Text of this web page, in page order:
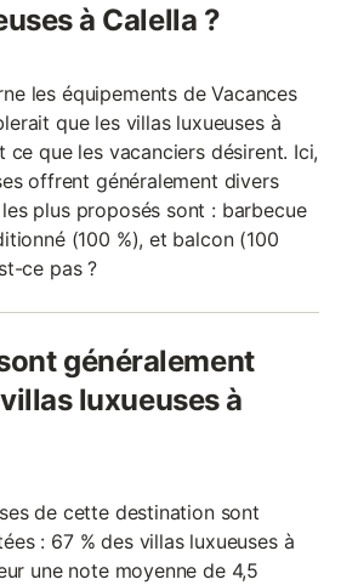
à Calella ?
les équipements de Vacances
que les villas luxueuses à
ce que les vacanciers désirent. Ici,
offrent généralement divers
plus proposés sont : barbecue
(100 %), et balcon (100
ce pas ?
généralement
luxueuses à
de cette destination sont
: 67 % des villas luxueuses à
une note moyenne de 4,5